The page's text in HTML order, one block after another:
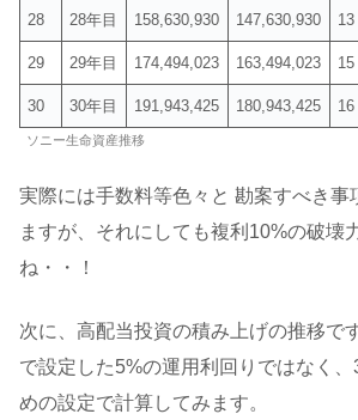
28 28年目 158,630,930 147,630,930 13
29 29年目 174,494,023 163,494,023 15
30 30年目 191,943,425 180,943,425 16
ソニー生命資産推移
実際には手数料等色々と 勘案すべき事
ますが、それにしても複利10%の破壊
ね・・！
次に、高配当投資の積み上げの推移で
で設定した5%の運用利回りではなく、
めの設定で計算してみます。